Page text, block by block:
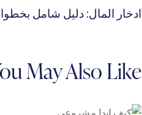
ادخار المال: دليل شامل
May Also Like